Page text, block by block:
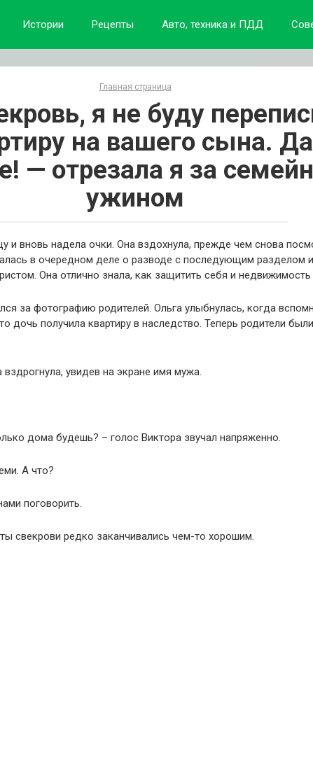
Истории Рецепты Авто, техника и ПДД
Главная страница
я не буду
на вашего сына.
— отрезала я за
ужином
и вновь надела очки. Она вздохнула, прежде чем снова
в очередном деле о разводе с последующим разделом
Она отлично знала, как защитить себя и недвижимость
за фотографию родителей. Ольга улыбнулась, когда
дочь получила квартиру в наследство. Теперь родители
увидев на экране имя мужа.
дома будешь? – голос Виктора звучал напряженно.
А что?
поговорить.
свекрови редко заканчивались чем-то хорошим.